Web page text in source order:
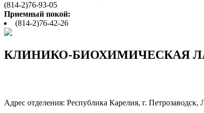
(814-2)76-93-05
Приемный покой:
(814-2)76-42-26
КЛИНИКО-БИОХИМИЧЕСКАЯ
Адрес отделения: Республика Карелия, г. Петрозаводск,